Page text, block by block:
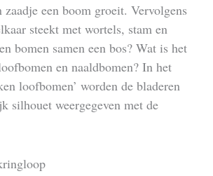
een boom groeit. Vervolgens
steekt met wortels, stam en
bomen samen een bos? Wat is het
en naaldbomen? In het
loofbomen’ worden de bladeren
silhouet weergegeven met de